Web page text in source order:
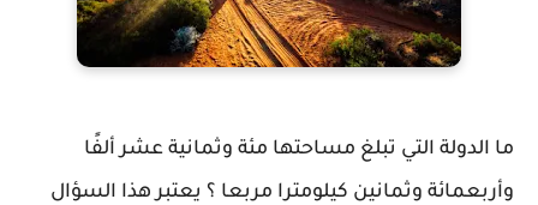
ما الدولة التي تبلغ مساحتها مئة وثمانية عشر ألفًا
وأربعمائة وثمانين كيلومترا مربعا ؟ يعتبر هذا السؤال